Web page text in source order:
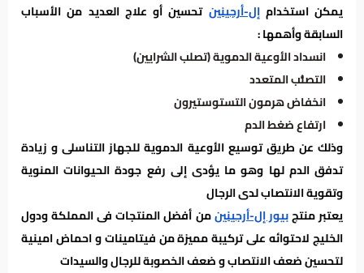
يمكن استخدامإل-أرجينين تحسين أو علاج العديد من الأسباب
السابقة وأهمها :
انسداد الأوعية الدموية (تصلب الشرايين)
التصلُّب المتعدد
انخفاض هرمون التستوستيرون
ارتفاع ضغط الدم
وذلك عن طريق توسيع الأوعية الدموية للجهاز التناسلى و زيادة
تدفق الدم لها وهو ما يؤدى إلى رفع جودة الحيوانات المنوية
وتقوية الانتصاب لدى الرجال
يعتبر منتجبيور إل-أرجينينمن أفضل المنتجات فى المملكة ودول
الخليج لاحتوائه على تركيبة مميزة من فيتامينات و احماض امينية
لتحسين ضعف الانتصاب و ضعف الخصوبة للرجال والسيدات